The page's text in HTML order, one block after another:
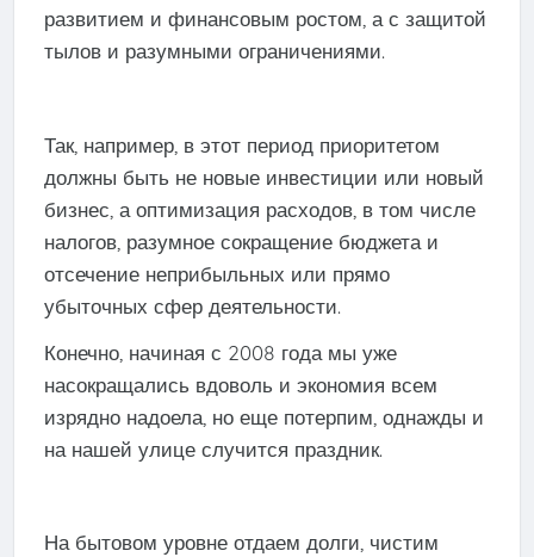
развитием и финансовым ростом, а с защитой
тылов и разумными ограничениями.
Так, например, в этот период приоритетом
должны быть не новые инвестиции или новый
бизнес, а оптимизация расходов, в том числе
налогов, разумное сокращение бюджета и
отсечение неприбыльных или прямо
убыточных сфер деятельности.
Конечно, начиная с 2008 года мы уже
насокращались вдоволь и экономия всем
изрядно надоела, но еще потерпим, однажды и
на нашей улице случится праздник.
На бытовом уровне отдаем долги, чистим